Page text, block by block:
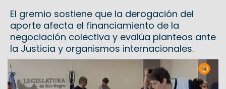
El gremio sostiene que la derogación del
aporte afecta el financiamiento de la
negociación colectiva y evalúa planteos ante
la Justicia y organismos internacionales.